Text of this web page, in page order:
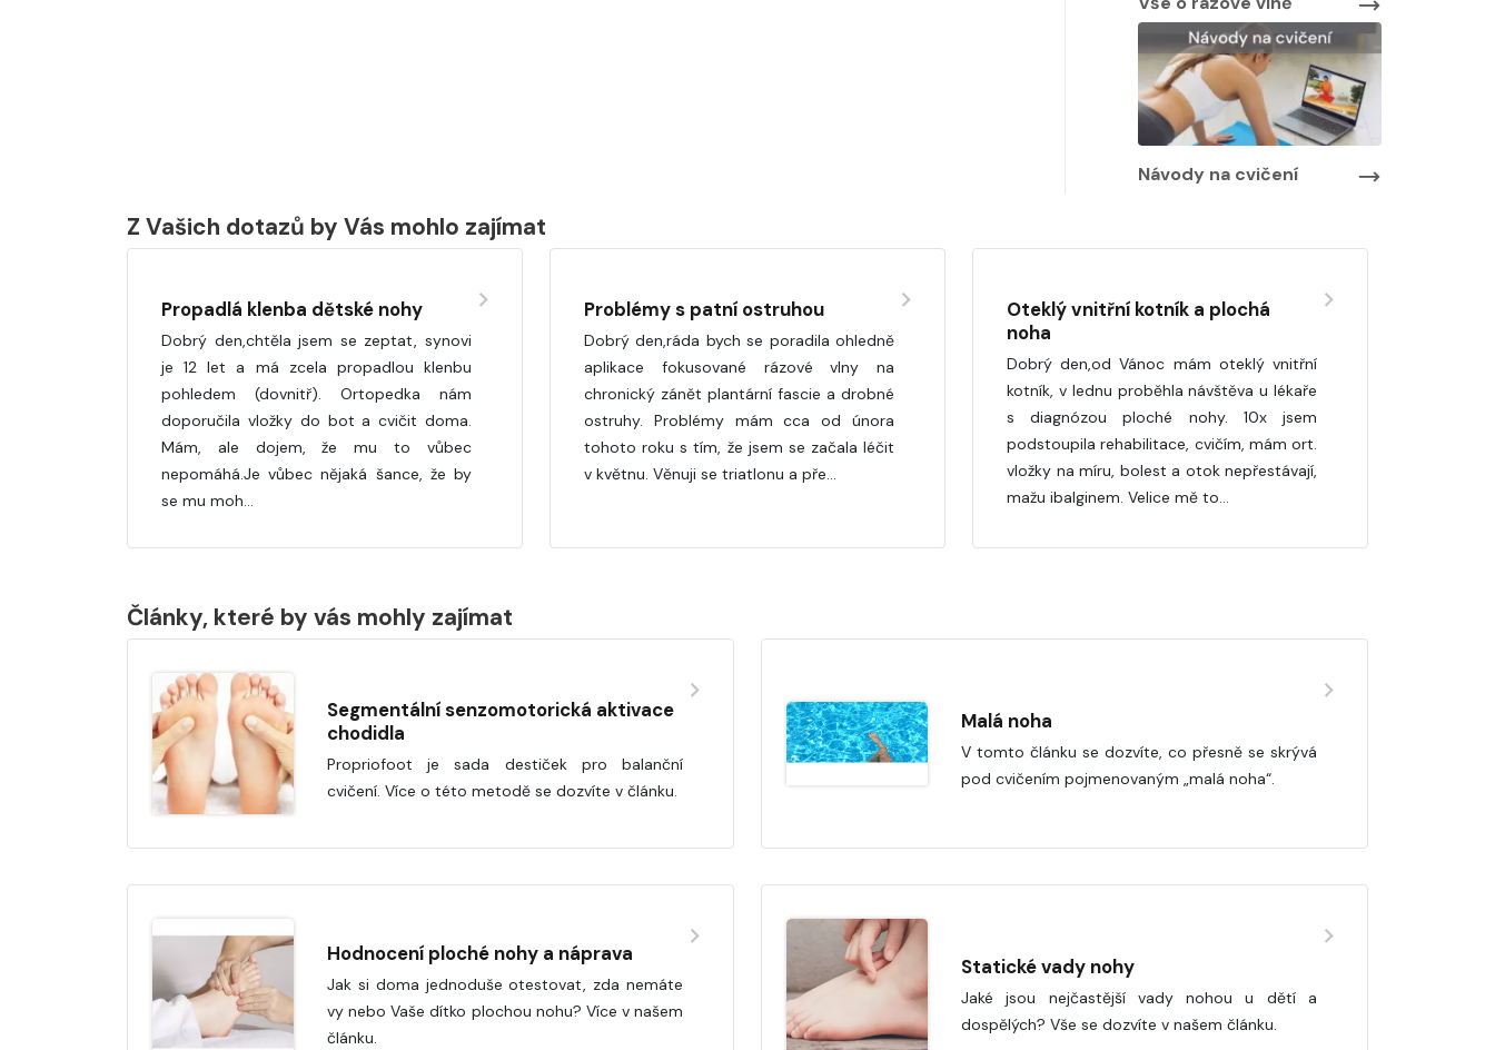
Návody na cvičení
Z Vašich dotazů by Vás mohlo zajímat
Propadlá klenba dětské nohy
Dobrý den,chtěla jsem se zeptat, synovi
je 12 let a má zcela propadlou klenbu
pohledem (dovnitř). Ortopedka nám
doporučila vložky do bot a cvičit doma.
Mám, ale dojem, že mu to vůbec
nepomáhá.Je vůbec nějaká šance, že by
se mu moh…
Problémy s patní ostruhou
Dobrý den,ráda bych se poradila ohledně
aplikace fokusované rázové vlny na
chronický zánět plantární fascie a drobné
ostruhy. Problémy mám cca od února
tohoto roku s tím, že jsem se začala léčit
v květnu. Věnuji se triatlonu a pře…
Oteklý vnitřní kotník a plochá
noha
Dobrý den,od Vánoc mám oteklý vnitřní
kotník, v lednu proběhla návštěva u lékaře
s diagnózou ploché nohy. 10x jsem
podstoupila rehabilitace, cvičím, mám ort.
vložky na míru, bolest a otok nepřestávají,
mažu ibalginem. Velice mě to…
Články, které by vás mohly zajímat
Segmentální senzomotorická aktivace
chodidla
Propriofoot je sada destiček pro balanční
cvičení. Více o této metodě se dozvíte v článku.
Malá noha
V tomto článku se dozvíte, co přesně se skrývá
pod cvičením pojmenovaným „malá noha“.
Hodnocení ploché nohy a náprava
Jak si doma jednoduše otestovat, zda nemáte
vy nebo Vaše dítko plochou nohu? Více v našem
článku.
Statické vady nohy
Jaké jsou nejčastější vady nohou u dětí a
dospělých? Vše se dozvíte v našem článku.